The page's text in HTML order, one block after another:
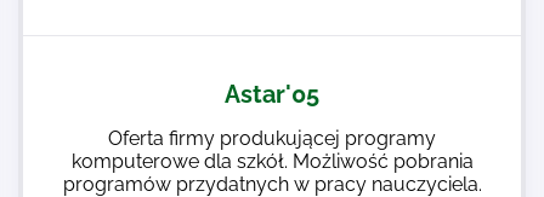
Astar'05
Oferta firmy produkującej programy
komputerowe dla szkół. Możliwość pobrania
programów przydatnych w pracy nauczyciela.